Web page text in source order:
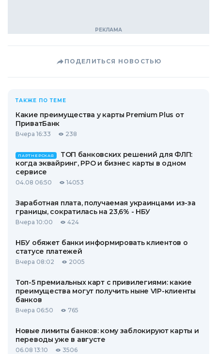
ПОДЕЛИТЬСЯ НОВОСТЬЮ
ТАКЖЕ ПО ТЕМЕ
Какие преимущества у карты Premium Plus от
ПриватБанк
Вчера 16:33 238
ПАРТНЕРСКАЯ
ТОП банковских решений для ФЛП:
когда эквайринг, РРО и бизнес карты в одном
сервисе
04.08 06:50 14053
Заработная плата, получаемая украинцами из-за
границы, сократилась на 23,6% - НБУ
Вчера 10:00 424
НБУ обяжет банки информировать клиентов о
статусе платежей
Вчера 08:02 2005
Топ-5 премиальных карт с привилегиями: какие
преимущества могут получить ныне VIP-клиенты
банков
Вчера 06:50 765
Новые лимиты банков: кому заблокируют карты и
переводы уже в августе
06.08 13:10 3506